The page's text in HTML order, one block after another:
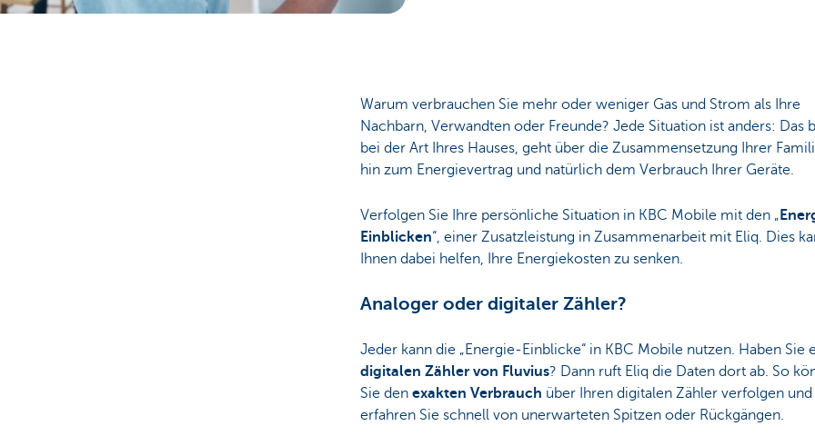
Warum verbrauchen Sie mehr oder weniger Gas und Strom als Ihre
Nachbarn, Verwandten oder Freunde? Jede Situation ist anders: Das
bei der Art Ihres Hauses, geht über die Zusammensetzung Ihrer
hin zum Energievertrag und natürlich dem Verbrauch Ihrer Geräte.
Verfolgen Sie Ihre persönliche Situation in KBC Mobile mit den „
Einblicken“, einer Zusatzleistung in Zusammenarbeit mit Eliq. Dies
Ihnen dabei helfen, Ihre Energiekosten zu senken.
Analoger oder digitaler Zähler?
Jeder kann die „Energie-Einblicke“ in KBC Mobile nutzen. Haben Sie
digitalen Zähler von Fluvius? Dann ruft Eliq die Daten dort ab. So
Sie den exakten Verbrauch über Ihren digitalen Zähler verfolgen und
erfahren Sie schnell von unerwarteten Spitzen oder Rückgängen.